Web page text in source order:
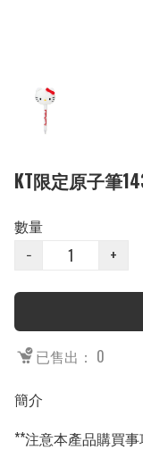
KT限定原子筆
數量
−
+
已售出： 0
簡介
**注意本產品購買